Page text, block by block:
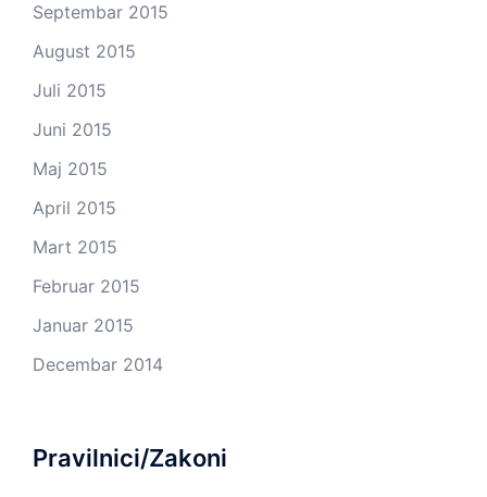
Septembar 2015
August 2015
Juli 2015
Juni 2015
Maj 2015
April 2015
Mart 2015
Februar 2015
Januar 2015
Decembar 2014
Pravilnici/Zakoni